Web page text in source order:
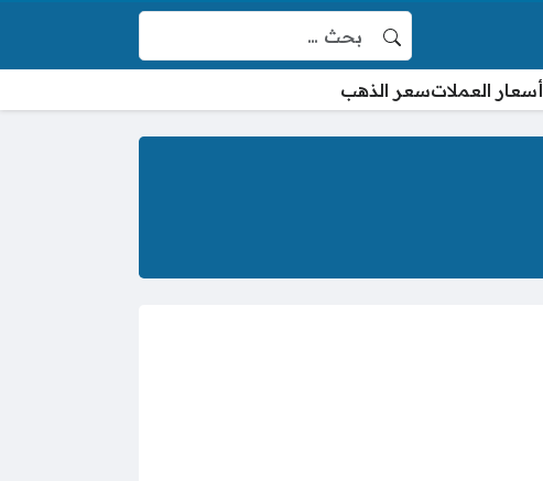
البحث عن:
أسعار العملاتسعر الذهب